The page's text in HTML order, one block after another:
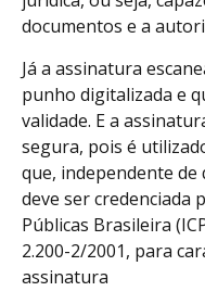
documentos e a
Já a assinatura
punho digitalizada e
validade. E a
segura, pois é
que, independente de
deve ser credenciada
Públicas Brasileira
2.200-2/2001, para
assinatura